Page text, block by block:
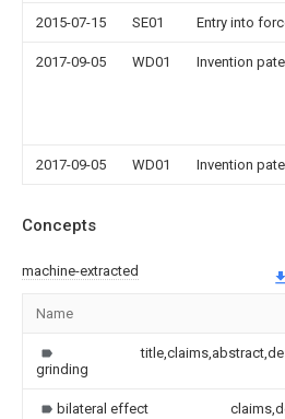
2015-07-15 SE01 Entry into
2017-09-05 WD01 Invention
2017-09-05 WD01 Invention
Concepts
machine-extracted
Name
grinding
bilateral effect